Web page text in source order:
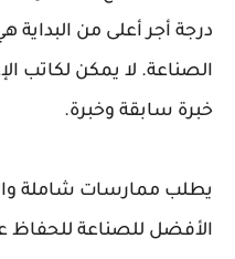
درجة أجر أعلى من
الصناعة. لا يمكن لكاتب
خبرة سابقة وخبرة.
يطلب ممارسات شاملة
الأفضل للصناعة للحفاظ